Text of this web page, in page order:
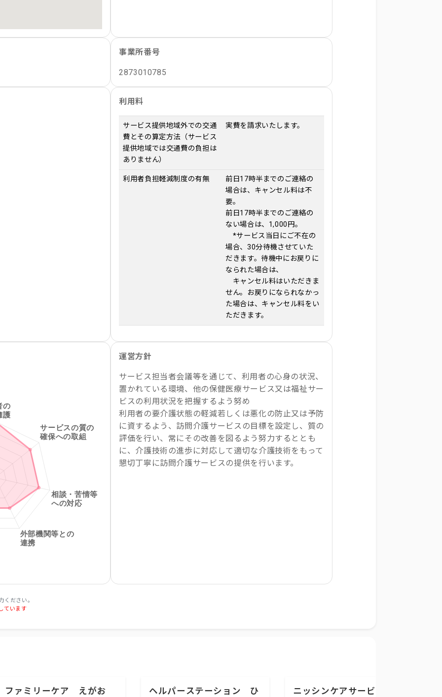
事業所番号
2873010785
利用料
サービス提供地域外での交通
費とその算定方法（サービス
提供地域では交通費の負担は
ありません）
実費を請求いたします。
利用者負担軽減制度の有無
前日17時半までのご連絡の
場合は、キャンセル料は不
要。
前日17時半までのご連絡の
ない場合は、1,000円。
*サービス当日にご不在の
場合、30分待機させていた
だきます。待機中にお戻りに
なられた場合は、
キャンセル料はいただきま
せん。お戻りになられなかっ
た場合は、キャンセル料をい
ただきます。
運営方針
サービス担当者会議等を通じて、利用者の心身の状況、
置かれている環境、他の保健医療サービス又は福祉サー
ビスの利用状況を把握するよう努め
利用者の要介護状態の軽減若しくは悪化の防止又は予防
に資するよう、訪問介護サービスの目標を設定し、質の
評価を行い、常にその改善を図るよう努力するととも
に、介護技術の進歩に対応して適切な介護技術をもって
懇切丁寧に訪問介護サービスの提供を行います。
ください。
ています
ファミリーケア えがお
ヘルパーステーション ひ
ニッシンケアサービス・ソ